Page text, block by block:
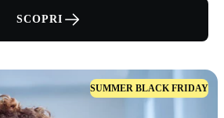
SCOPRI
SUMMER BLACK FRIDAY